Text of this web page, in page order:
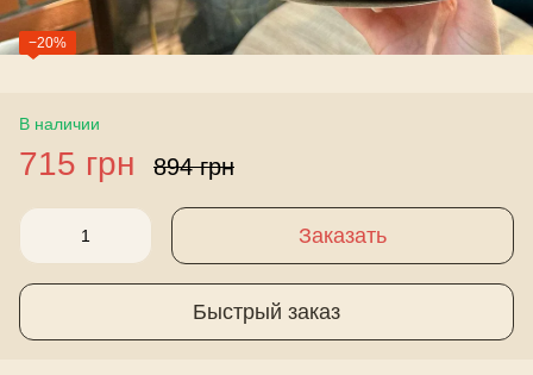
−20%
В наличии
715 грн 894 грн
Заказать
Быстрый заказ